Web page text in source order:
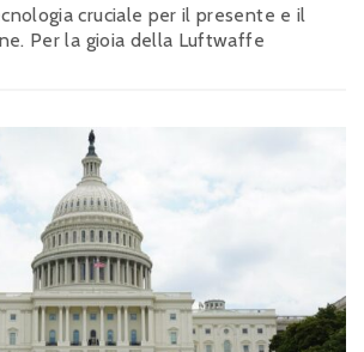
cruciale per il presente e il
Per la gioia della Luftwaffe